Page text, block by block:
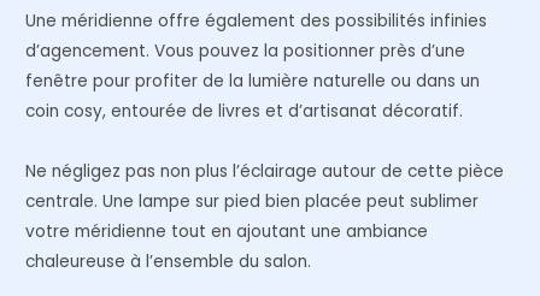
Une méridienne offre également des possibilités infinies
d’agencement. Vous pouvez la positionner près d’une
fenêtre pour profiter de la lumière naturelle ou dans un
coin cosy, entourée de livres et d’artisanat décoratif.
Ne négligez pas non plus l’éclairage autour de cette pièce
centrale. Une lampe sur pied bien placée peut sublimer
votre méridienne tout en ajoutant une ambiance
chaleureuse à l’ensemble du salon.